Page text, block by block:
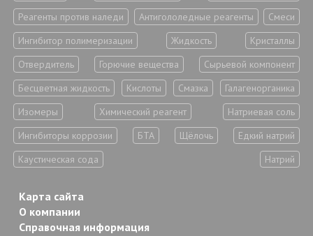
Реагенты против наледи
Антигололедные реагенты
Смеси
Ингибитор полимеризации
Жидкость
Кристаллы
Отвердитель
Горючие вещества
Сырьевой компонент
Бесцветная жидкость
Кислоты Смазка
Галагенорганика
Изомеры
Химический реагент
Натриевая соль
Ингибиторы коррозии
БТА Щёлочь
Едкий натрий
Каустическая сода
Натрий
Карта сайта
О компании
Справочная информация